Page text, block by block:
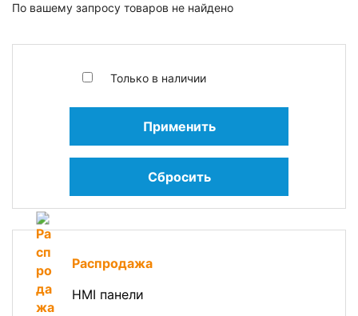
Только в наличии
Применить
Сбросить
Распродажа
HMI панели
По вашему запросу товаров не найдено